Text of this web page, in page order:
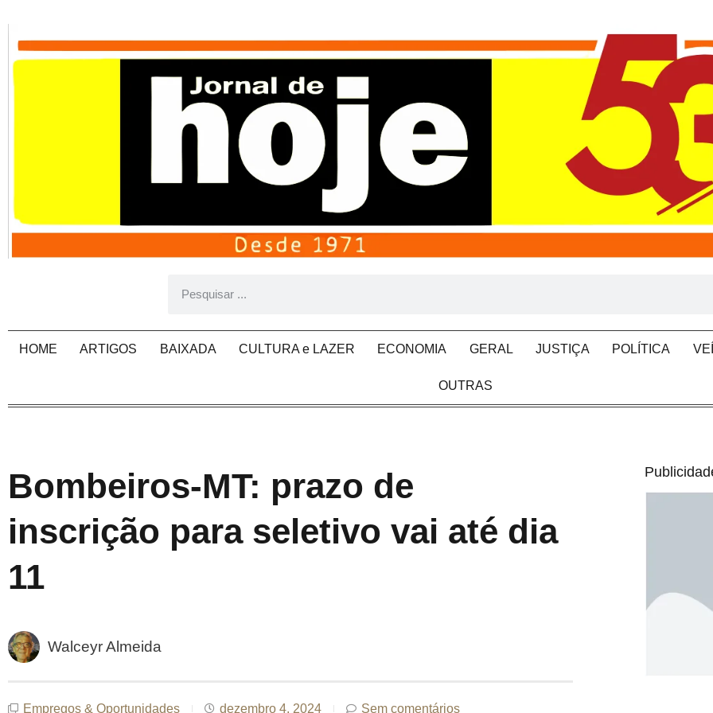
HOME ARTIGOS BAIXADA CULTURA e LAZER ECONOMIA GERAL JUSTIÇA POLÍTICA
OUTRAS
Bombeiros-MT: prazo de
inscrição para seletivo vai até dia
11
Walceyr Almeida
Empregos & Oportunidades dezembro 4, 2024 Sem comentários